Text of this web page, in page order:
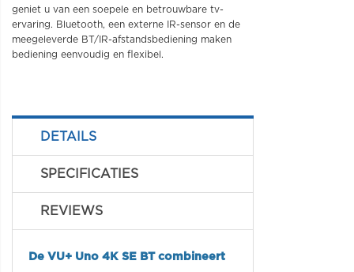
geniet u van een soepele en betrouwbare tv-
ervaring. Bluetooth, een externe IR-sensor en de
meegeleverde BT/IR-afstandsbediening maken
bediening eenvoudig en flexibel.
DETAILS
SPECIFICATIES
REVIEWS
De VU+ Uno 4K SE BT combineert